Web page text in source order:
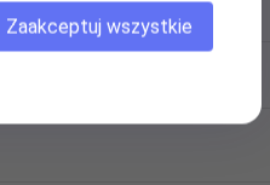
Zaakceptuj wszystkie